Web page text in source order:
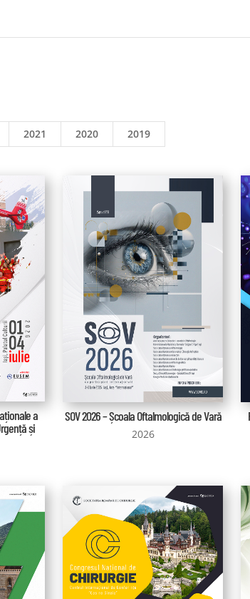
2019
2020
2021
a
și
SOV 2026 – Școala Oftalmologică de Vară
2026